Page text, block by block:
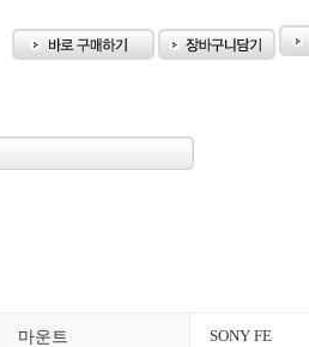
마운트 SONY FE